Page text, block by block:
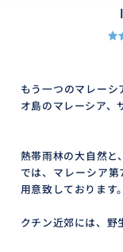
もう一つのマレーシ
オ島のマレーシア、
熱帯雨林の大自然と
では、マレーシア
用意致しております。
クチン近郊には、野